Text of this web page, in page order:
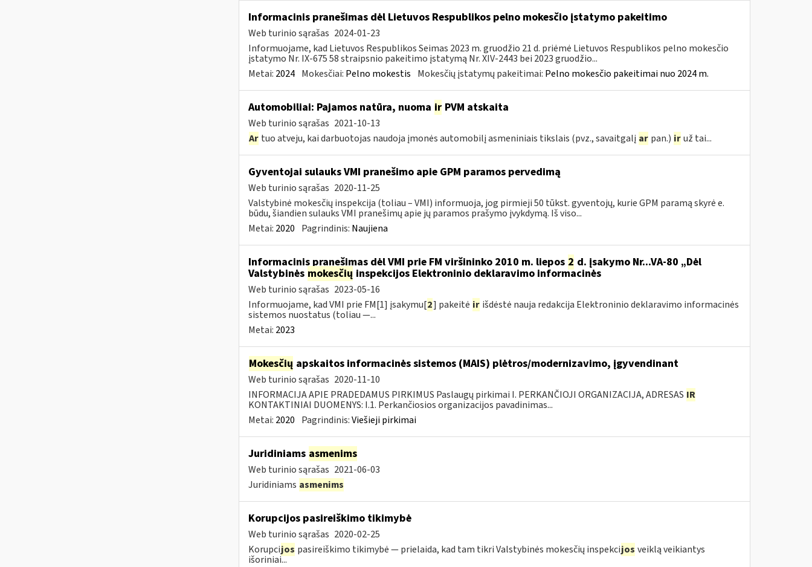
Informacinis pranešimas dėl Lietuvos Respublikos pelno mokesčio įstatymo pakeitimo
Web turinio sąrašas 2024-01-23
Informuojame, kad Lietuvos Respublikos Seimas 2023 m. gruodžio 21 d. priėmė Lietuvos Respublikos pelno mokesčio
įstatymo Nr. IX-675 58 straipsnio pakeitimo įstatymą Nr. XIV-2443 bei 2023 gruodžio...
Metai: 2024 Mokesčiai: Pelno mokestis Mokesčių įstatymų pakeitimai: Pelno mokesčio pakeitimai nuo 2024 m.
Automobiliai: Pajamos natūra, nuoma irPVM atskaita
Web turinio sąrašas 2021-10-13
Ar tuo atveju, kai darbuotojas naudoja įmonės automobilį asmeniniais tikslais (pvz., savaitgalį ar pan.) ir už tai...
Gyventojai sulauks VMI pranešimo apie GPM paramos pervedimą
Web turinio sąrašas 2020-11-25
Valstybinė mokesčių inspekcija (toliau – VMI) informuoja, jog pirmieji 50 tūkst. gyventojų, kurie GPM paramą skyrė e.
būdu, šiandien sulauks VMI pranešimų apie jų paramos prašymo įvykdymą. Iš viso...
Metai: 2020 Pagrindinis: Naujiena
Informacinis pranešimas dėl VMI prie FM viršininko 2010 m. liepos 2 d. įsakymo Nr...VA-80 „Dėl
Valstybinės mokesčių inspekcijos Elektroninio deklaravimo informacinės
Web turinio sąrašas 2023-05-16
Informuojame, kad VMI prie FM[1] įsakymu[2] pakeitė ir išdėstė nauja redakcija Elektroninio deklaravimo informacinės
sistemos nuostatus (toliau —...
Metai: 2023
Mokesčių apskaitos informacinės sistemos (MAIS) plėtros/modernizavimo, įgyvendinant
Web turinio sąrašas 2020-11-10
INFORMACIJA APIE PRADEDAMUS PIRKIMUS Paslaugų pirkimai I. PERKANČIOJI ORGANIZACIJA, ADRESAS IR
KONTAKTINIAI DUOMENYS: I.1. Perkančiosios organizacijos pavadinimas...
Metai: 2020 Pagrindinis:Viešieji pirkimai
Juridiniams asmenims
Web turinio sąrašas 2021-06-03
Juridiniams asmenims
Korupcijos pasireiškimo tikimybė
Web turinio sąrašas 2020-02-25
Korupcijos pasireiškimo tikimybė — prielaida, kad tam tikri Valstybinės mokesčių inspekcijos veiklą veikiantys
išoriniai...